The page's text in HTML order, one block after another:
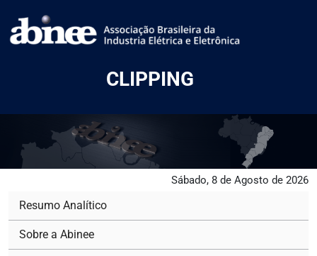
CLIPPING
Sábado, 8 de Agosto de 2026
Resumo Analítico
Sobre a Abinee